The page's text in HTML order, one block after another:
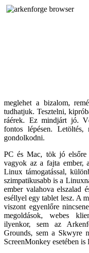
meglehet a bizalom,
tudhatjuk. Tesztelni,
ráérek. Ez mindjárt jó.
fontos lépésen.
gondolkodni.
PC és Mac, tök jó
vagyok az a fajta ember,
Linux támogatással,
szimpatikusabb is a
ember valahova elszalad
eséllyel egy tablet lesz. A
viszont egyenlőre
megoldások, webes
ilyenkor, sem az
Grounds, sem a Skwyre
ScreenMonkey esetében is